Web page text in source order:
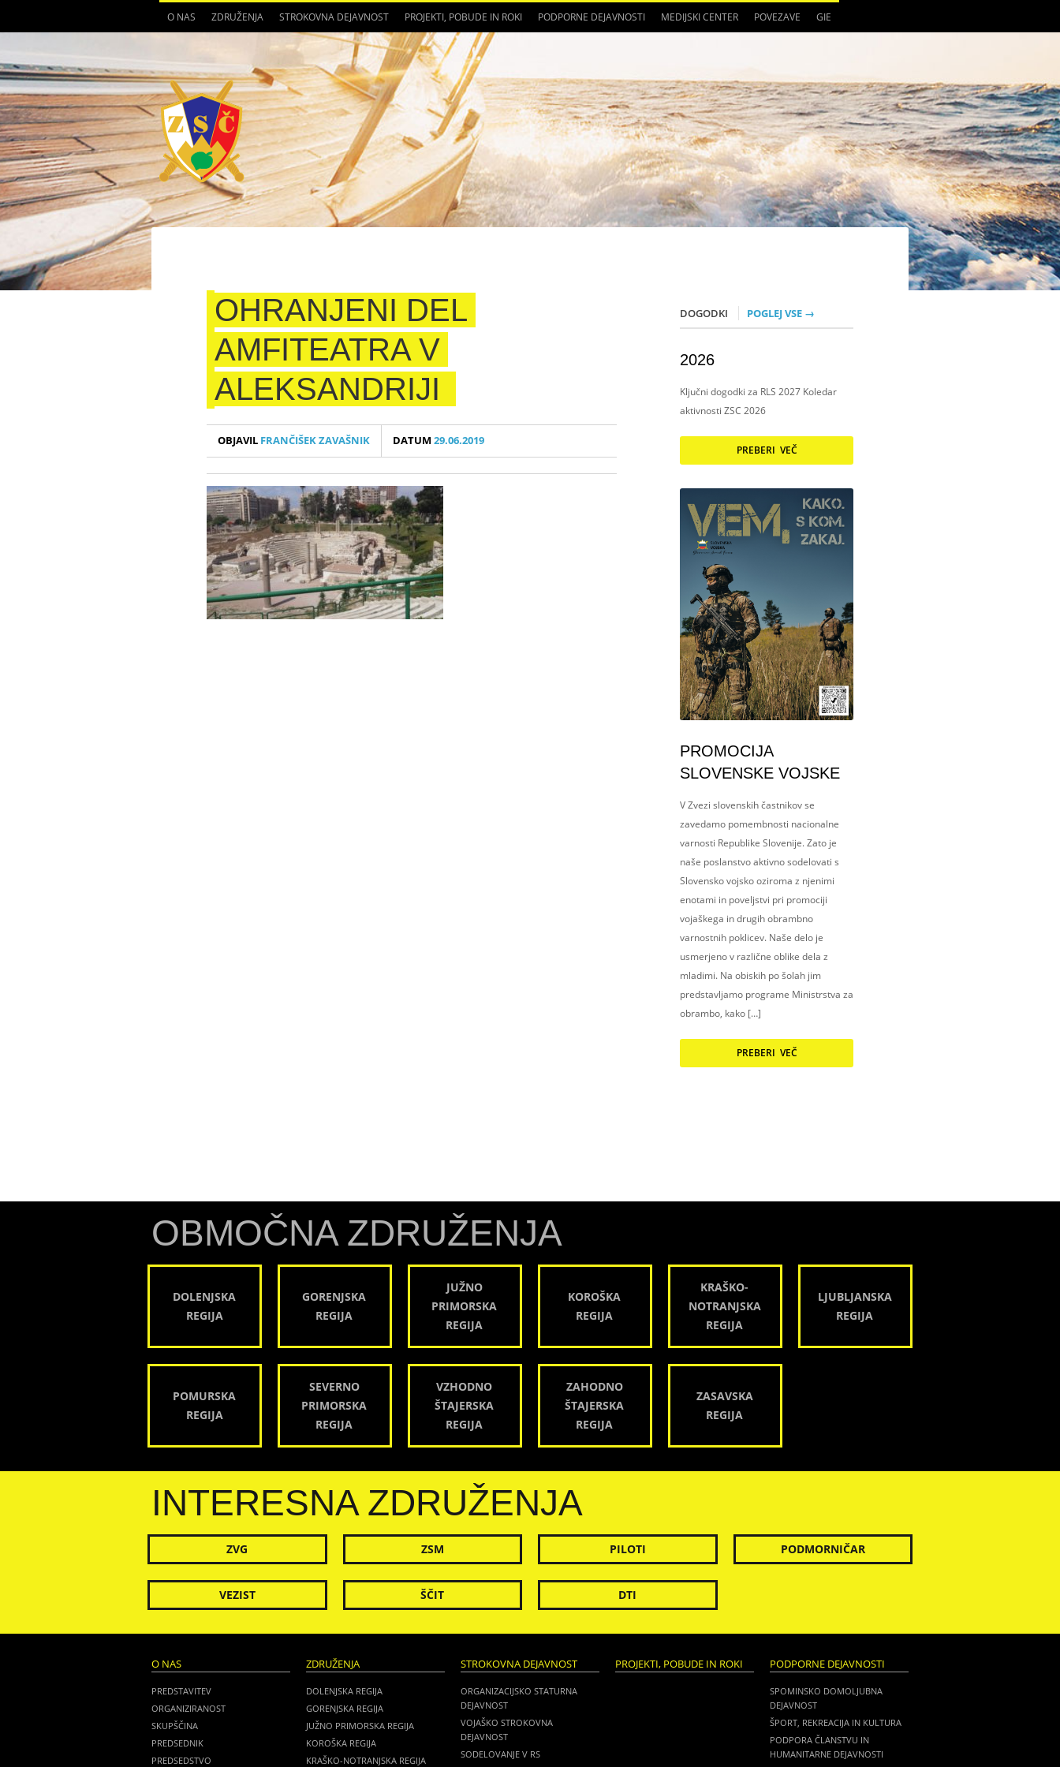
O NAS ZDRUŽENJA STROKOVNA DEJAVNOST PROJEKTI, POBUDE IN ROKI PODPORNE DEJAVNOSTI MEDIJSKI CENTER POVEZAVE GIE
OHRANJENI DEL
AMFITEATRA V
ALEKSANDRIJI
OBJAVIL FRANČIŠEK ZAVAŠNIK DATUM29.06.2019
DOGODKI POGLEJ VSE →
2026
Ključni dogodki za RLS 2027 Koledar
aktivnosti ZSC 2026
PREBERI VEČ
PROMOCIJA
SLOVENSKE VOJSKE
V Zvezi slovenskih častnikov se
zavedamo pomembnosti nacionalne
varnosti Republike Slovenije. Zato je
naše poslanstvo aktivno sodelovati s
Slovensko vojsko oziroma z njenimi
enotami in poveljstvi pri promociji
vojaškega in drugih obrambno
varnostnih poklicev. Naše delo je
usmerjeno v različne oblike dela z
mladimi. Na obiskih po šolah jim
predstavljamo programe Ministrstva za
obrambo, kako […]
PREBERI VEČ
OBMOČNA ZDRUŽENJA
DOLENJSKA
REGIJA
GORENJSKA
REGIJA
JUŽNO
PRIMORSKA
REGIJA
KOROŠKA
REGIJA
KRAŠKO-
NOTRANJSKA
REGIJA
LJUBLJANSKA
REGIJA
POMURSKA
REGIJA
SEVERNO
PRIMORSKA
REGIJA
VZHODNO
ŠTAJERSKA
REGIJA
ZAHODNO
ŠTAJERSKA
REGIJA
ZASAVSKA
REGIJA
INTERESNA ZDRUŽENJA
ZVG ZSM PILOTI PODMORNIČAR
VEZIST ŠČIT DTI
O NAS
PREDSTAVITEV
ORGANIZIRANOST
SKUPŠČINA
PREDSEDNIK
PREDSEDSTVO
ZDRUŽENJA
DOLENJSKA REGIJA
GORENJSKA REGIJA
JUŽNO PRIMORSKA REGIJA
KOROŠKA REGIJA
KRAŠKO-NOTRANJSKA REGIJA
STROKOVNA DEJAVNOST
ORGANIZACIJSKO STATURNA
DEJAVNOST
VOJAŠKO STROKOVNA
DEJAVNOST
SODELOVANJE V RS
PROJEKTI, POBUDE IN ROKI PODPORNE DEJAVNOSTI
SPOMINSKO DOMOLJUBNA
DEJAVNOST
ŠPORT, REKREACIJA IN KULTURA
PODPORA ČLANSTVU IN
HUMANITARNE DEJAVNOSTI